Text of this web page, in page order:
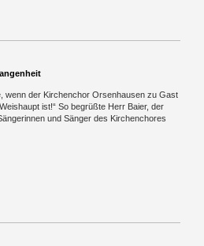
wenn der Kirchenchor Orsenhausen zu Gast
ist!“ So begrüßte Herr Baier, der
und Sänger des Kirchenchores